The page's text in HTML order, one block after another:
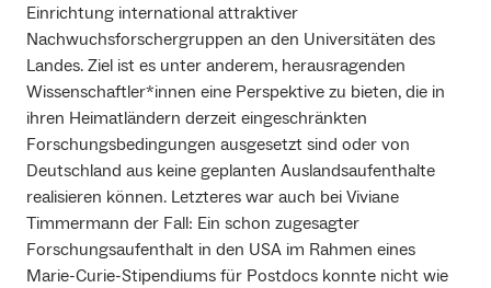
Einrichtung international attraktiver
Nachwuchsforschergruppen an den Universitäten des
Landes. Ziel ist es unter anderem, herausragenden
Wissenschaftler*innen eine Perspektive zu bieten, die in
ihren Heimatländern derzeit eingeschränkten
Forschungsbedingungen ausgesetzt sind oder von
Deutschland aus keine geplanten Auslandsaufenthalte
realisieren können. Letzteres war auch bei Viviane
Timmermann der Fall: Ein schon zugesagter
Forschungsaufenthalt in den USA im Rahmen eines
Marie-Curie-Stipendiums für Postdocs konnte nicht wie